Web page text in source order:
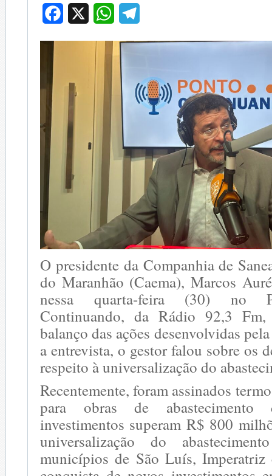
Facebook WhatsApp
O presidente da Companhia de
do Maranhão (Caema), Marcos
nessa quarta-feira (30) no
Continuando, da Rádio 92,3
balanço das ações desenvolvidas
a entrevista, o gestor falou sobre os
respeito à universalização do
Recentemente, foram assinados
para obras de
investimentos superam R$ 800
universalização do
municípios de São Luís,